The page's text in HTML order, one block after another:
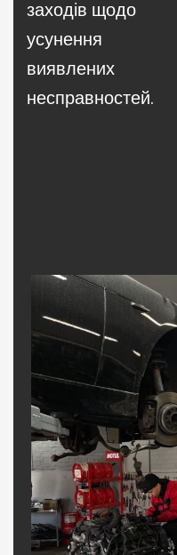
заходів щодо
усунення
виявлених
несправностей.